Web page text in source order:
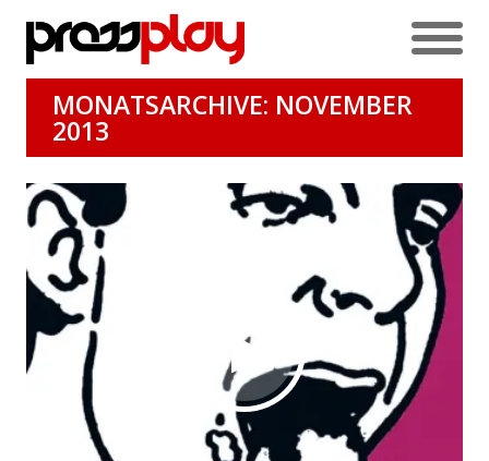
MONATSARCHIVE: NOVEMBER
2013